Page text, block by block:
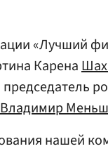
«Лучший
Карена
Владимир
нашей